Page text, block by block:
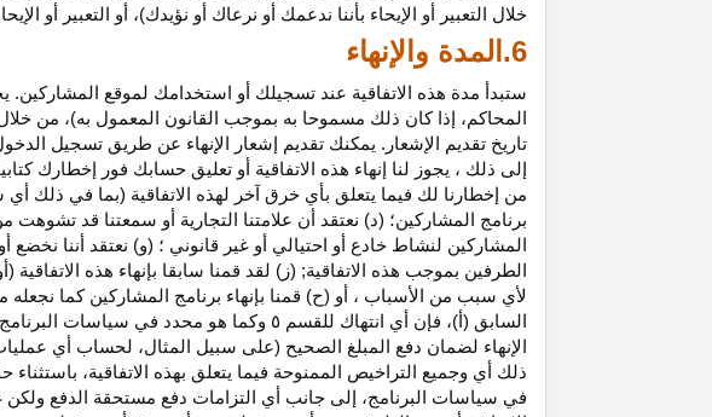
خلال التعبير أو الإيحاء بأننا ندعمك أو نرعاك أو نؤيدك)، أو التعبير أو
6.المدة والإنهاء
ستبدأ مدة هذه الاتفاقية عند تسجيلك أو استخدامك لموقع المشاركين.
المحاكم، إذا كان ذلك مسموحا به بموجب القانون المعمول به)، من خلال
تاريخ تقديم الإشعار. يمكنك تقديم إشعار الإنهاء عن طريق تسجيل
إلى ذلك ، يجوز لنا إنهاء هذه الاتفاقية أو تعليق حسابك فور إخطارك
من إخطارنا لك فيما يتعلق بأي خرق آخر لهذه الاتفاقية (بما في ذلك
برنامج المشاركين؛ (د) نعتقد أن علامتنا التجارية أو سمعتنا قد
المشاركين لنشاط خادع أو احتيالي أو غير قانوني ؛ (و) نعتقد أننا
الطرفين بموجب هذه الاتفاقية; (ز) لقد قمنا سابقا بإنهاء هذه
لأي سبب من الأسباب ، أو (ح) قمنا بإنهاء برنامج المشاركين كما
السابق (أ)، فإن أي انتهاك للقسم ٥ وكما هو
الإنهاء لضمان دفع المبلغ الصحيح (على سبيل المثال، لحساب أي
ذلك أي وجميع التراخيص الممنوحة فيما يتعلق بهذه
الاتفاقية، باستثناء
في سياسات البرنامج، إلى جانب أي التزامات دفع مستحقة
الدفع ولكن